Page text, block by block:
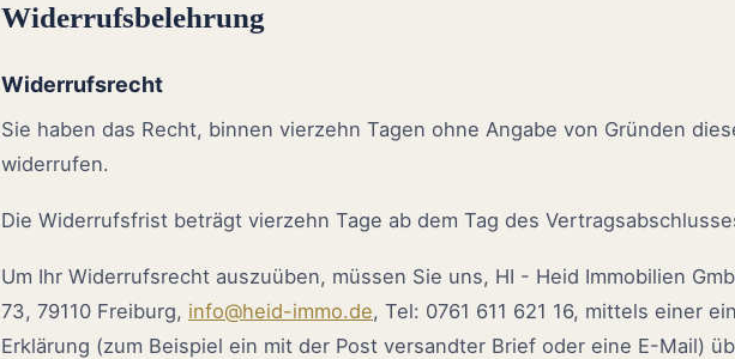
Widerrufsbelehrung
Widerrufsrecht
Sie haben das Recht, binnen vierzehn Tagen ohne Angabe von Gründen
widerrufen.
Die Widerrufsfrist beträgt vierzehn Tage ab dem Tag des
Um Ihr Widerrufsrecht auszuüben, müssen Sie uns, HI - Heid Immobilien
73, 79110 Freiburg, info@heid-immo.de, Tel: 0761 611 621 16, mittels einer
Erklärung (zum Beispiel ein mit der Post versandter Brief oder eine E-Mail)